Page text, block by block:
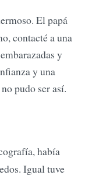
El papá
contacté a una
y
y una
pudo ser así.
había
Igual tuve